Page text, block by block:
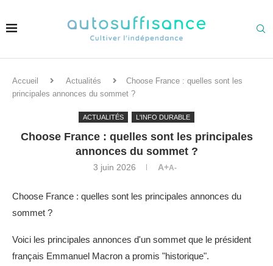
Accueil Actualités
Choose France : quelles sont les
principales annonces du sommet ?
ACTUALITÉS L'INFO DURABLE
Choose France : quelles sont les principales
annonces du sommet ?
3 juin 2026 A+A-
Choose France : quelles sont les principales annonces du
sommet ?
Voici les principales annonces d'un sommet que le président
français Emmanuel Macron a promis "historique".